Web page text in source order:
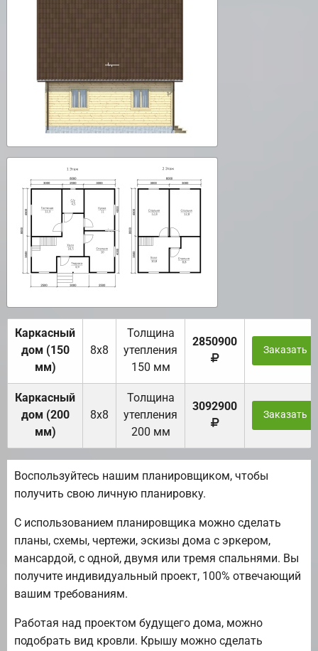
Каркасный
дом (150
мм)
8х8
Толщина
утепления
150 мм
2850900
Заказать
Каркасный
дом (200
мм)
8х8
Толщина
утепления
200 мм
3092900
Заказать
Воспользуйтесь нашим планировщиком, чтобы
получить свою личную планировку.
С использованием планировщика можно сделать
планы, схемы, чертежи, эскизы дома с эркером,
мансардой, с одной, двумя или тремя спальнями. Вы
получите индивидуальный проект, 100% отвечающий
вашим требованиям.
Работая над проектом будущего дома, можно
подобрать вид кровли. Крышу можно сделать